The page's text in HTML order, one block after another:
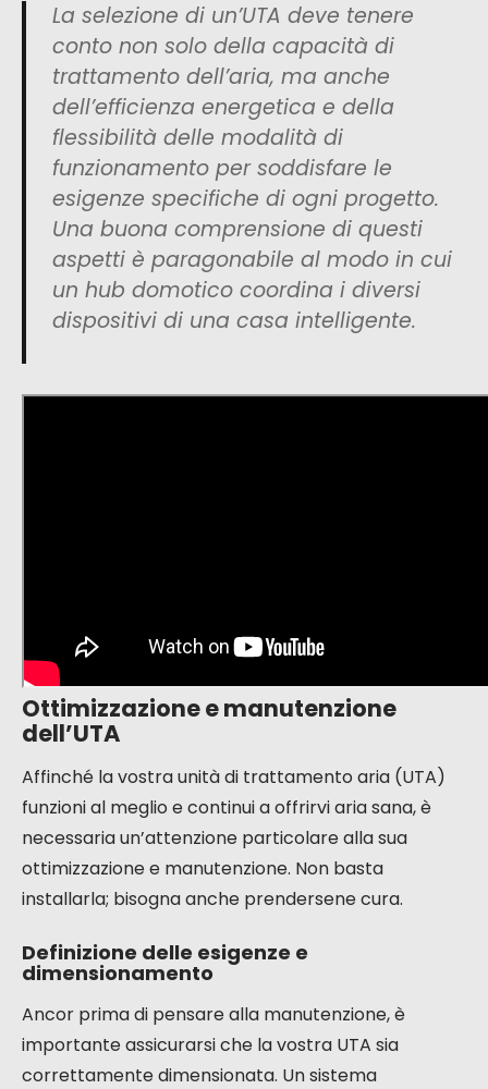
La selezione di un’UTA deve tenere
conto non solo della capacità di
trattamento dell’aria, ma anche
dell’efficienza energetica e della
flessibilità delle modalità di
funzionamento per soddisfare le
esigenze specifiche di ogni progetto.
Una buona comprensione di questi
aspetti è paragonabile al modo in cui
un hub domotico coordina i diversi
dispositivi di una casa intelligente.
Ottimizzazione e manutenzione
dell’UTA
Affinché la vostra unità di trattamento aria (UTA)
funzioni al meglio e continui a offrirvi aria sana, è
necessaria un’attenzione particolare alla sua
ottimizzazione e manutenzione. Non basta
installarla; bisogna anche prendersene cura.
Definizione delle esigenze e
dimensionamento
Ancor prima di pensare alla manutenzione, è
importante assicurarsi che la vostra UTA sia
correttamente dimensionata. Un sistema